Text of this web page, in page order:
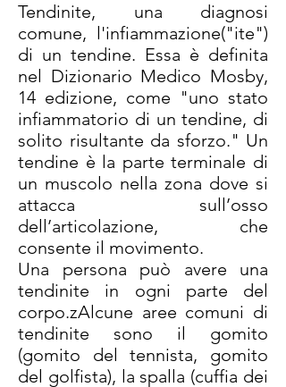
Tendinite, una diagnosi
comune, l'infiammazione("ite")
di un tendine. Essa è definita
nel Dizionario Medico Mosby,
14 edizione, come "uno stato
infiammatorio di un tendine, di
solito risultante da sforzo." Un
tendine è la parte terminale di
un muscolo nella zona dove si
attacca sull’osso
dell’articolazione, che
consente il movimento.
Una persona può avere una
tendinite in ogni parte del
corpo.zAlcune aree comuni di
tendinite sono il gomito
(gomito del tennista, gomito
del golfista), la spalla (cuffia dei